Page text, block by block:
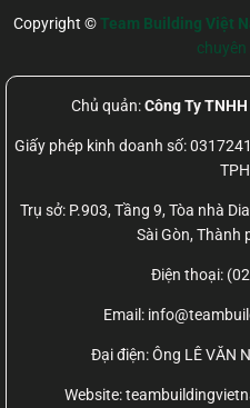
Copyright ©Team Building Việt
chuyên
Chủ quản:Công Ty
Giấy phép kinh doanh số:
Trụ sở: P.903, Tầng 9, Tòa nhà
Sài Gòn, Thành
Điện thoại:
Email:
Đại điện: Ông LÊ VĂN
Website: